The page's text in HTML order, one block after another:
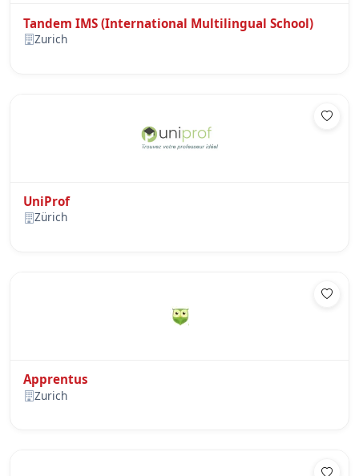
Tandem IMS (International Multilingual School)
Zurich
UniProf
Zürich
Apprentus
Zurich